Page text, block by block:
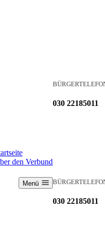
030 22185011
den Verbund
030 22185011
Menü